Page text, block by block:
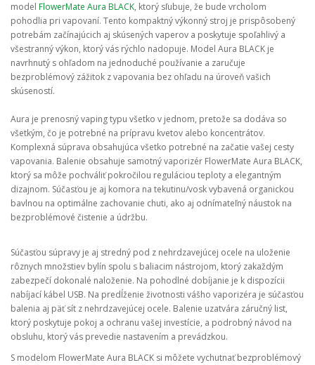
model FlowerMate Aura BLACK, ktorý sľubuje, že bude vrcholom
pohodlia pri vapovaní. Tento kompaktný výkonný stroj je prispôsobený
potrebám začínajúcich aj skúsených vaperov a poskytuje spoľahlivý a
všestranný výkon, ktorý vás rýchlo nadopuje. Model Aura BLACK je
navrhnutý s ohľadom na jednoduché používanie a zaručuje
bezproblémový zážitok z vapovania bez ohľadu na úroveň vašich
skúseností.
Aura je prenosný vaping typu všetko v jednom, pretože sa dodáva so
všetkým, čo je potrebné na prípravu kvetov alebo koncentrátov.
Komplexná súprava obsahujúca všetko potrebné na začatie vašej cesty
vapovania. Balenie obsahuje samotný vaporizér FlowerMate Aura BLACK,
ktorý sa môže pochváliť pokročilou reguláciou teploty a elegantným
dizajnom. Súčasťou je aj komora na tekutinu/vosk vybavená organickou
bavlnou na optimálne zachovanie chuti, ako aj odnímateľný náustok na
bezproblémové čistenie a údržbu.
Súčasťou súpravy je aj stredný pod z nehrdzavejúcej ocele na uloženie
rôznych množstiev bylín spolu s baliacim nástrojom, ktorý zakaždým
zabezpečí dokonalé naloženie. Na pohodlné dobíjanie je k dispozícii
nabíjací kábel USB. Na predĺženie životnosti vášho vaporizéra je súčasťou
balenia aj päť sít z nehrdzavejúcej ocele. Balenie uzatvára záručný list,
ktorý poskytuje pokoj a ochranu vašej investície, a podrobný návod na
obsluhu, ktorý vás prevedie nastavením a prevádzkou.
S modelom FlowerMate Aura BLACK si môžete vychutnať bezproblémový